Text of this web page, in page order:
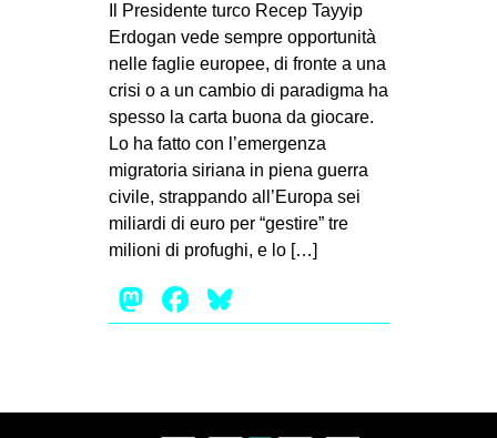
SPAZI
SPORT POPOLARE
MOVIMENTI
AMBIENTE
ANTIFASCISMO
DIRITTO ALL’ABITARE
GENERI
MIGRAZIONI
STUDENTI
Il Presidente turco Recep Tayyip
Erdogan vede sempre opportunità
nelle faglie europee, di fronte a una
crisi o a un cambio di paradigma ha
spesso la carta buona da giocare.
Lo ha fatto con l’emergenza
migratoria siriana in piena guerra
civile, strappando all’Europa sei
miliardi di euro per “gestire” tre
milioni di profughi, e lo […]
Mastodon
Facebook